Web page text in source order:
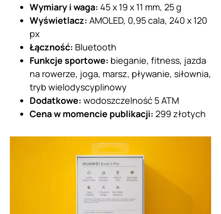
Wymiary i waga: 45 x 19 x 11 mm, 25 g
Wyświetlacz: AMOLED, 0,95 cala, 240 x 120
px
Łączność: Bluetooth
Funkcje sportowe: bieganie, fitness, jazda
na rowerze, joga, marsz, pływanie, siłownia,
tryb wielodyscyplinowy
Dodatkowe: wodoszczelność 5 ATM
Cena w momencie publikacji: 299 złotych